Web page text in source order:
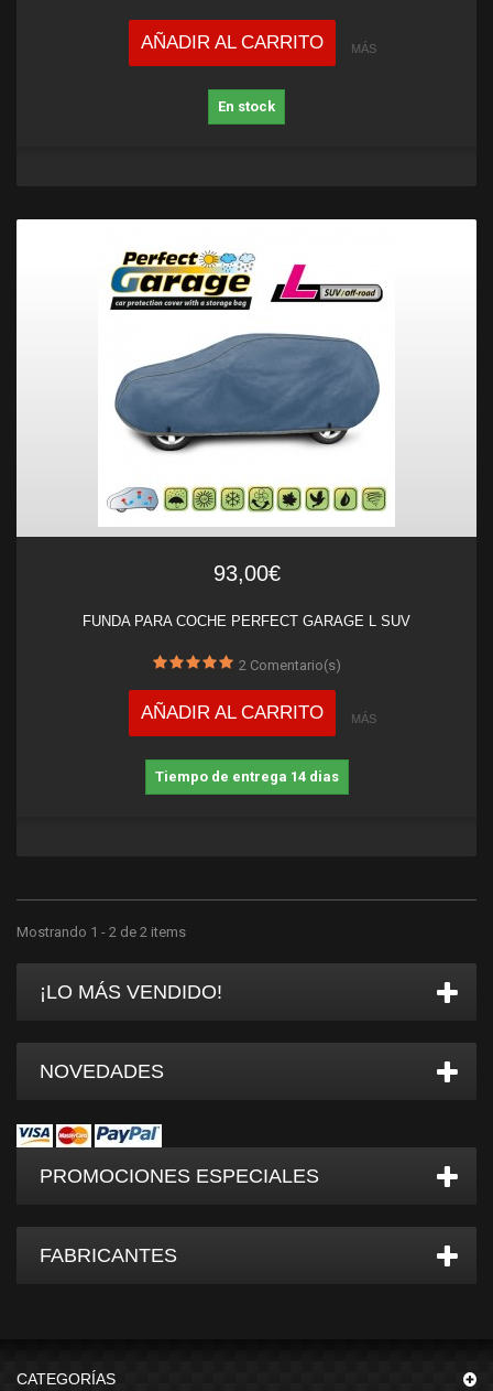
AÑADIR AL CARRITO MÁS
En stock
93,00€
FUNDA PARA COCHE PERFECT GARAGE L SUV
2Comentario(s)
AÑADIR AL CARRITO MÁS
Tiempo de entrega 14 dias
Mostrando 1 - 2 de 2 items
¡LO MÁS VENDIDO!
NOVEDADES
PROMOCIONES ESPECIALES
FABRICANTES
CATEGORÍAS